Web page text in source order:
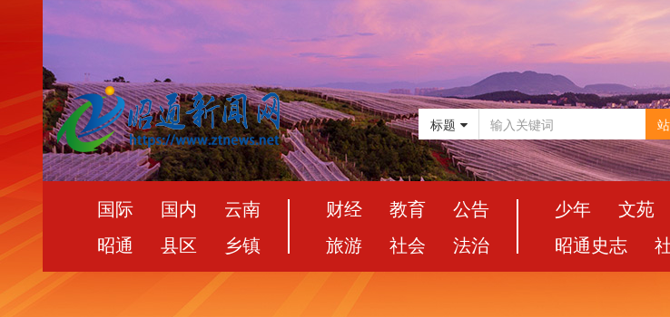
标题
国际 国内
云南
昭通
县区 乡镇
财经 教育
公告
旅游
社会 法治
少年 文苑
昭通史志